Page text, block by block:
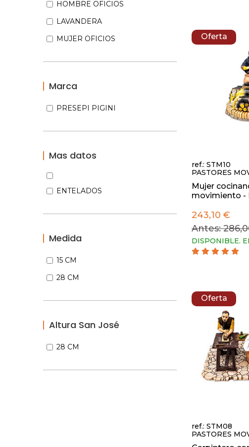
HOMBRE OFICIOS
LAVANDERA
MUJER OFICIOS
Marca
PRESEPI PIGINI
Mas datos
ENTELADOS
Medida
15 CM
28 CM
Altura San José
28 CM
Oferta
ref.: STM10
PASTORES
Mujer
movimiento -
243,10 €
Antes:
DISPONIBLE.
Oferta
ref.: STM08
PASTORES